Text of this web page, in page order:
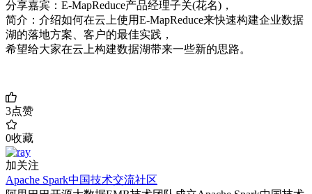
分享嘉宾：E-MapReduce产品经理子关(花名)，
简介：介绍如何在云上使用E-MapReduce来快速构建企业数据
湖的落地方案、客户的最佳实践，
希望给大家在云上构建数据湖带来一些新的思路。
3点赞
0收藏
加关注
Apache Spark中国技术交流社区